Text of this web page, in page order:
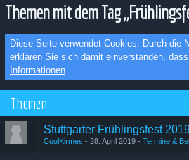
Themen mit dem Tag
Diese Seite verwendet Cookies. Durch die
erklären Sie sich damit einverstanden,
Informationen
Themen
Stuttgarter Frühlingsfest
CoolKirmes 28. April 2019 Termine &